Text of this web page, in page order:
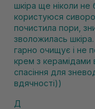
шкіра ще ніколи не
користуюся
почистила пори,
зволожилась
гарно очищує і не
крем з
спасіння для
вдячності))
Д